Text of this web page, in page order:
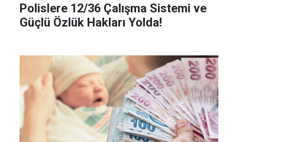
Polislere 12/36 Çalışma Sistemi ve
Güçlü Özlük Hakları Yolda!